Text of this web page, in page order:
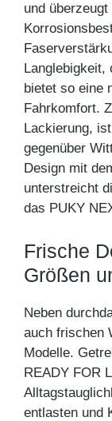
und
Langlebigkeit,
bietet so eine
Fahrkomfort.
Lackierung,
gegenüber
Design mit
unterstreicht
das PUKY
Frische
Größen
Neben
auch frischen
Modelle.
READY FOR
entlasten und